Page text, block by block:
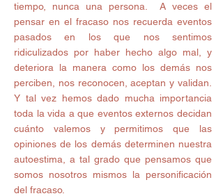
tiempo, nunca una persona.  A veces el
pensar en el fracaso nos recuerda eventos
pasados en los que nos sentimos
ridiculizados por haber hecho algo mal, y
deteriora la manera como los demás nos
perciben, nos reconocen, aceptan y validan.
Y tal vez hemos dado mucha importancia
toda la vida a que eventos externos decidan
cuánto valemos y permitimos que las
opiniones de los demás determinen nuestra
autoestima, a tal grado que pensamos que
somos nosotros mismos la personificación
del fracaso.